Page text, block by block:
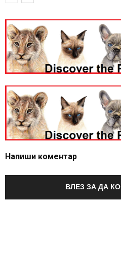
Напиши коментар
ВЛЕЗ ЗА ДА